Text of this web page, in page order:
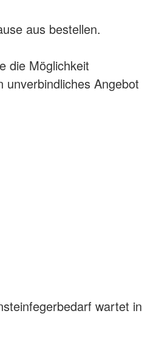
aus bestellen.
die Möglichkeit
unverbindliches Angebot
wartet in